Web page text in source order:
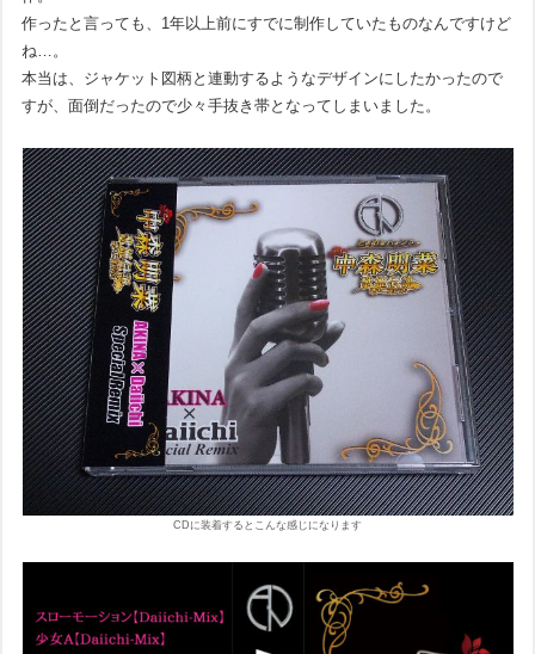
作ったと言っても、1年以上前にすでに制作していたものなんですけど
ね…。
本当は、ジャケット図柄と連動するようなデザインにしたかったので
すが、面倒だったので少々手抜き帯となってしまいました。
CDに装着するとこんな感じになります